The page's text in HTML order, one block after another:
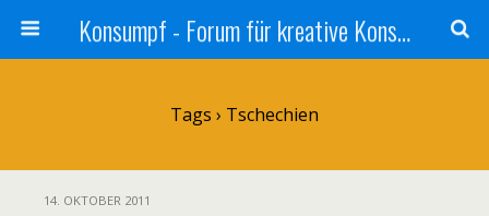
Konsumpf - Forum für kreative Konsumkritik - Culture Jamming, Nachhaltigkeit, Konzernkritik, Adbusting
Tags › Tschechien
14. OKTOBER 2011